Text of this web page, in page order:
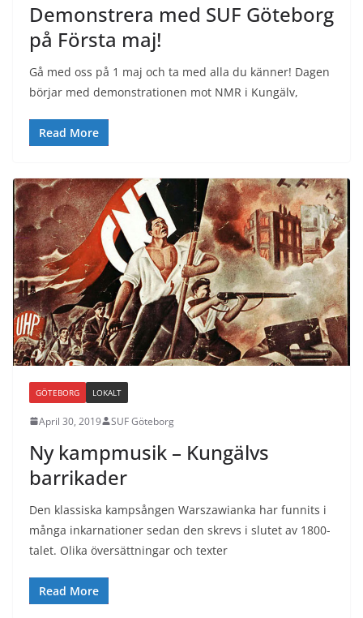
Demonstrera med SUF Göteborg
på Första maj!
Gå med oss på 1 maj och ta med alla du känner! Dagen
börjar med demonstrationen mot NMR i Kungälv,
Read More
GÖTEBORG LOKALT
April 30, 2019 SUF Göteborg
Ny kampmusik – Kungälvs
barrikader
Den klassiska kampsången Warszawianka har funnits i
många inkarnationer sedan den skrevs i slutet av 1800-
talet. Olika översättningar och texter
Read More